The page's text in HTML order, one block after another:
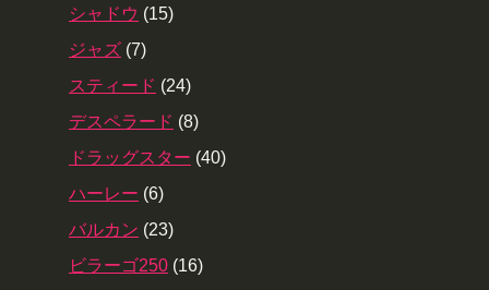
シャドウ (15)
ジャズ (7)
スティード (24)
デスペラード (8)
ドラッグスター (40)
ハーレー (6)
バルカン (23)
ビラーゴ250 (16)